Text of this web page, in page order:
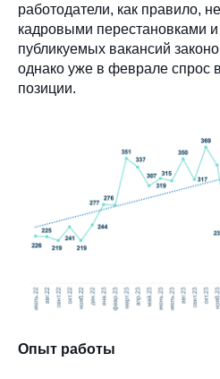
работодатели, как правило,
кадровыми перестановками и
публикуемых вакансий
однако уже в феврале спрос
позиции.
Опыт работы